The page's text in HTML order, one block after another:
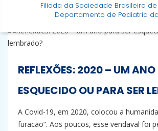
Filiada da Sociedade Brasileira
Departamento de Pediatria da
REFLEXÕES: 2020 – UM ANO
ESQUECIDO OU PARA SER
A Covid-19, em 2020, colocou a
furacão”. Aos poucos, esse vendaval foi